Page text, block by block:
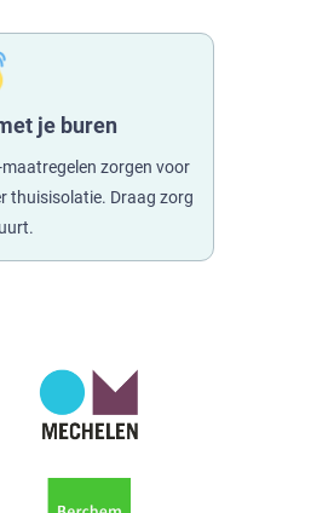
je buren
zorgen voor
thuisisolatie. Draag zorg